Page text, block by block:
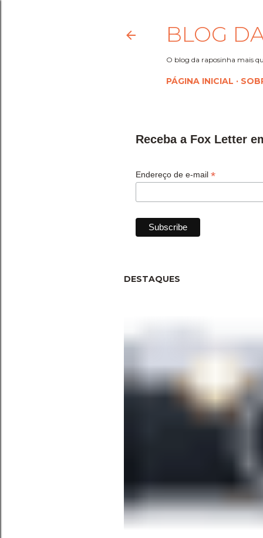
BLOG
O blog da raposinha mais
PÁGINA INICIAL
Receba a Fox Letter
Endereço de e-mail *
DESTAQUES